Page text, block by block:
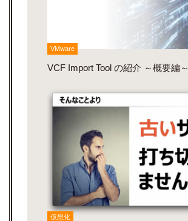
VMware
VCF Import Tool の紹介 ～概要編～
仮想化